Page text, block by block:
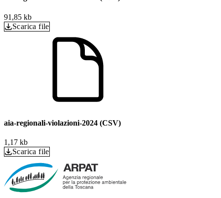
91,85 kb
Scarica file
aia-regionali-violazioni-2024 (CSV)
1,17 kb
Scarica file